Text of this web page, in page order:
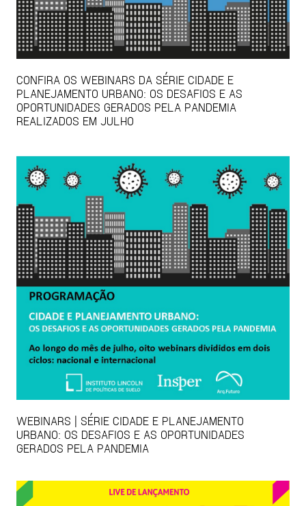
CONFIRA OS WEBINARS DA SÉRIE CIDADE E
PLANEJAMENTO URBANO: OS DESAFIOS E AS
OPORTUNIDADES GERADOS PELA PANDEMIA
REALIZADOS EM JULHO
WEBINARS | SÉRIE CIDADE E PLANEJAMENTO
URBANO: OS DESAFIOS E AS OPORTUNIDADES
GERADOS PELA PANDEMIA